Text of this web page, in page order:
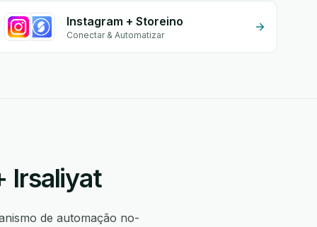
Instagram + Storeino
Conectar & Automatizar
Irsaliyat
de automação no-